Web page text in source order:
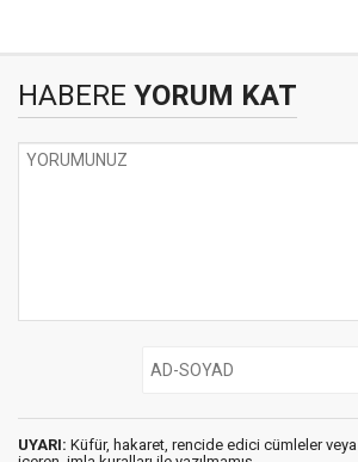
HABERE YORUM KAT
UYARI: Küfür, hakaret, rencide edici cümleler veya